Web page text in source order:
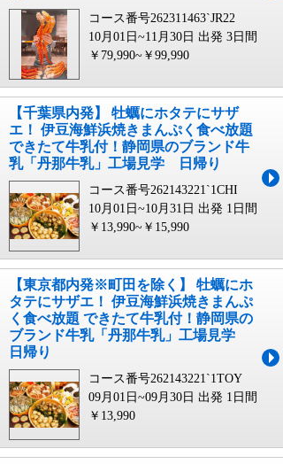
コース番号262311463`JR22
10月01日~11月30日 出発 3日間
￥79,990~￥99,990
【千葉県内発】 牡蠣にホタテにサザ
エ！ 伊豆海鮮浜焼きまんぷく食べ放題
できたて牛乳付！静岡県のブランド牛
乳「丹那牛乳」工場見学 日帰り
コース番号262143221`1CHI
10月01日~10月31日 出発 1日間
￥13,990~￥15,990
【東京都内発※町田を除く】 牡蠣にホ
タテにサザエ！ 伊豆海鮮浜焼きまんぷ
く食べ放題 できたて牛乳付！静岡県の
ブランド牛乳「丹那牛乳」工場見学
日帰り
コース番号262143221`1TOY
09月01日~09月30日 出発 1日間
￥13,990